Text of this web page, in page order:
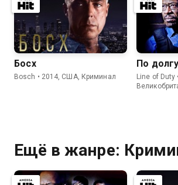
Босх
Bosch • 2014, США, Криминал
По
Line of Duty
Ещё в жанре: